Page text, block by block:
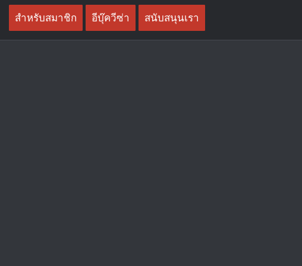
Skip
content
สำหรับสมาชิก อีบุ๊ควีซ่า สนับสนุนเรา